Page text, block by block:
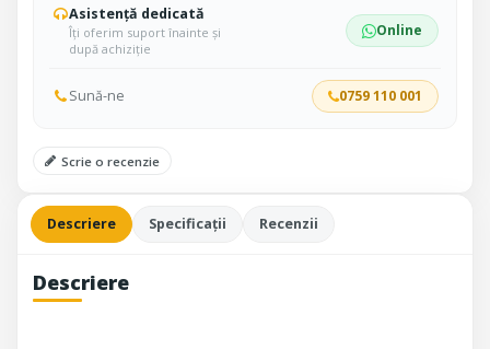
Asistență dedicată
Îți oferim suport înainte și
după achiziție
Online
Sună-ne 0759 110 001
Scrie o recenzie
Descriere Specificații Recenzii
Descriere